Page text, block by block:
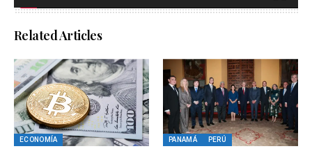
Related Articles
ECONOMÍA PANAMÁ PERÚ